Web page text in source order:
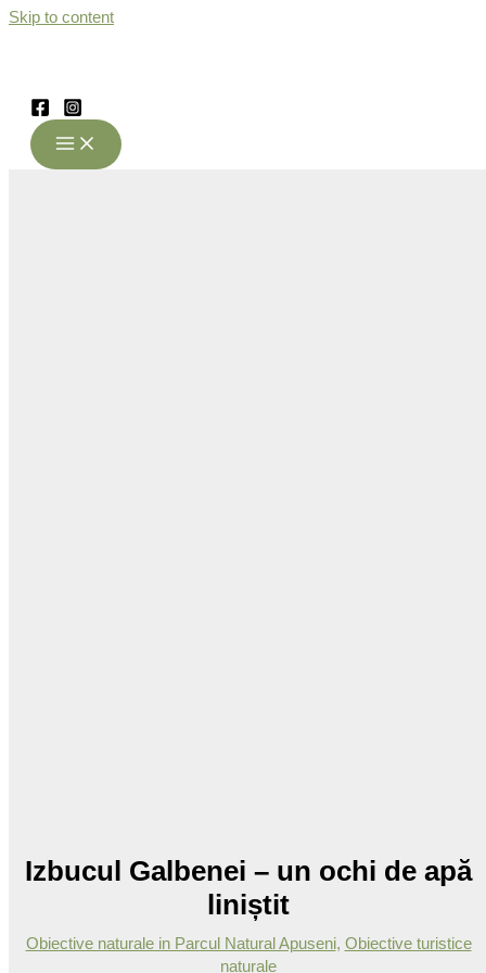
Skip to content
Izbucul Galbenei – un ochi de apă
liniștit
Obiective naturale in Parcul Natural Apuseni, Obiective turistice
naturale